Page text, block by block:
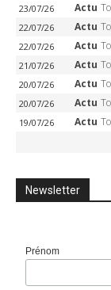
23/07/26 Actu Tour
22/07/26 Actu Tour
22/07/26 Actu
21/07/26 Actu
20/07/26 Actu Tour
20/07/26 Actu
19/07/26 Actu Tour
Newsletter
Prénom